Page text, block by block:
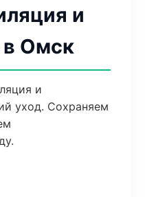
и
Омск
и
уход. Сохраняем